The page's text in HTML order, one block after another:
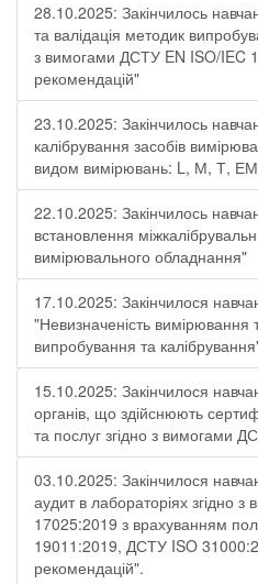
28.10.2025: Закінчилось
та валідація методик
з вимогами ДСТУ EN ISO/IEC
рекомендацій"
23.10.2025: Закінчилось
калібрування засобів
видом вимірювань: L, М, Т,
22.10.2025: Закінчилось
встановлення
вимірювального обладнання"
17.10.2025: Закінчилося
"Невизначеність вимірювання
випробування та
15.10.2025: Закінчилося
органів, що здійснюють
та послуг згідно з вимогами
03.10.2025: Закінчилося
аудит в лабораторіях згідно
17025:2019 з врахуванням
19011:2019, ДСТУ ISO
рекомендацій".